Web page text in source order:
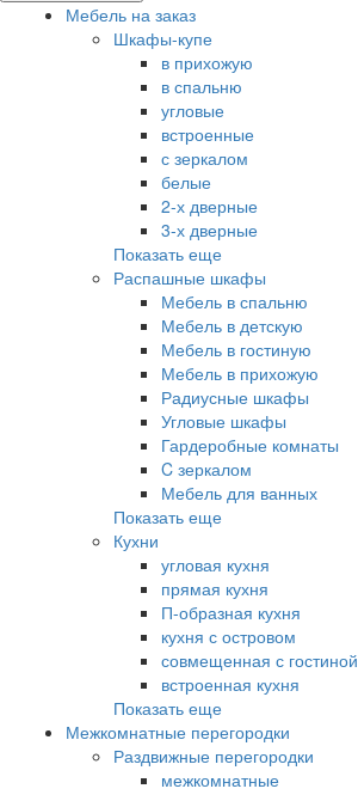
Мебель на заказ
Шкафы-купе
в прихожую
в спальню
угловые
встроенные
с зеркалом
белые
2-х дверные
3-х дверные
Показать еще
Распашные шкафы
Мебель в спальню
Мебель в детскую
Мебель в гостиную
Мебель в прихожую
Радиусные шкафы
Угловые шкафы
Гардеробные комнаты
C зеркалом
Мебель для ванных
Показать еще
Кухни
угловая кухня
прямая кухня
П-образная кухня
кухня с островом
совмещенная с гостиной
встроенная кухня
Показать еще
Межкомнатные перегородки
Раздвижные перегородки
межкомнатные